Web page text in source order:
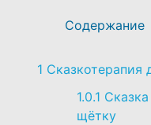
РАЗВИТИЕ
СМОТРЕТЬ
Содержание
1 Сказкотерапия
1.0.1
щётку